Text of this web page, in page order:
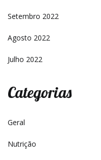
Setembro 2022
Agosto 2022
Julho 2022
Categorias
Geral
Nutrição